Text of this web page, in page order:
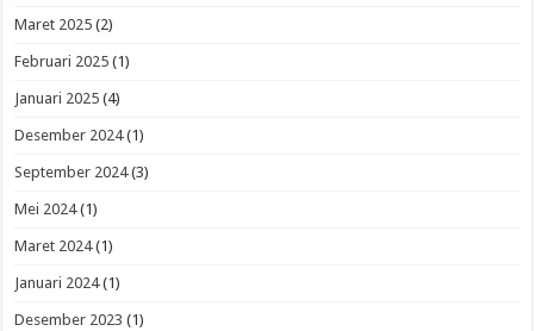
Maret 2025 (2)
Februari 2025 (1)
Januari 2025 (4)
Desember 2024(1)
September 2024(3)
Mei 2024(1)
Maret 2024(1)
Januari 2024(1)
Desember 2023 (1)